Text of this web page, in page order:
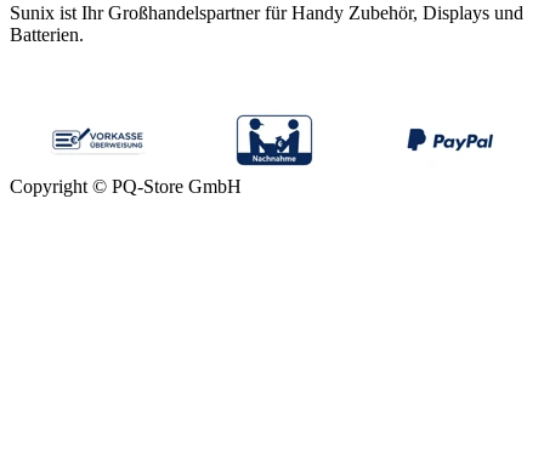
Sunix ist Ihr Großhandelspartner für Handy Zubehör, Displays und
Batterien.
Copyright © PQ-Store GmbH